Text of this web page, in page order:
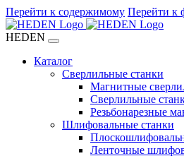
Перейти к содержимому Перейти к
HEDEN
Каталог
Сверлильные станки
Магнитные
Сверлильные
Резьбонарезные
Шлифовальные станки
Ленточные